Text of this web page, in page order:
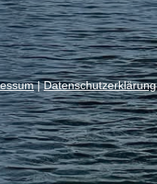
|Datenschutzerklärung